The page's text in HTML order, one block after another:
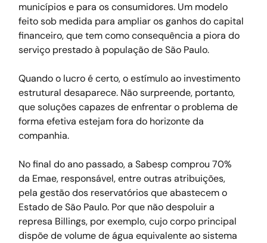
municípios e para os consumidores. Um modelo
feito sob medida para ampliar os ganhos do capital
financeiro, que tem como consequência a piora do
serviço prestado à população de São Paulo.
Quando o lucro é certo, o estímulo ao investimento
estrutural desaparece. Não surpreende, portanto,
que soluções capazes de enfrentar o problema de
forma efetiva estejam fora do horizonte da
companhia.
No final do ano passado, a Sabesp comprou 70%
da Emae, responsável, entre outras atribuições,
pela gestão dos reservatórios que abastecem o
Estado de São Paulo. Por que não despoluir a
represa Billings, por exemplo, cujo corpo principal
dispõe de volume de água equivalente ao sistema